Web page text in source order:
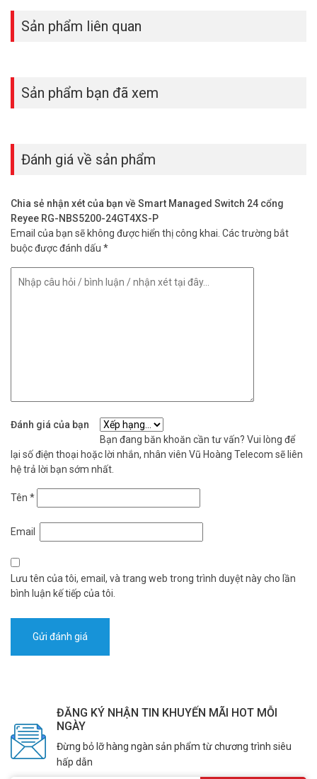
Sản phẩm liên quan
Sản phẩm bạn đã xem
Đánh giá về sản phẩm
Chia sẻ nhận xét của bạn về Smart Managed Switch 24 cổng
Reyee RG-NBS5200-24GT4XS-P
Email của bạn sẽ không được hiển thị công khai. Các trường bắt
buộc được đánh dấu *
Đánh giá của bạn
Bạn đang băn khoăn cần tư vấn? Vui lòng để
lại số điện thoại hoặc lời nhắn, nhân viên Vũ Hoàng Telecom sẽ liên
hệ trả lời bạn sớm nhất.
Tên *
Email
Lưu tên của tôi, email, và trang web trong trình duyệt này cho lần
bình luận kế tiếp của tôi.
ĐĂNG KÝ NHẬN TIN KHUYẾN MÃI HOT MỖI
NGÀY
Đừng bỏ lỡ hàng ngàn sản phẩm từ chương trình siêu
hấp dẫn